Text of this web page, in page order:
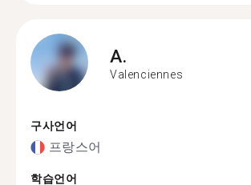
A.
Valenciennes
구사언어
프랑스어
학습언어